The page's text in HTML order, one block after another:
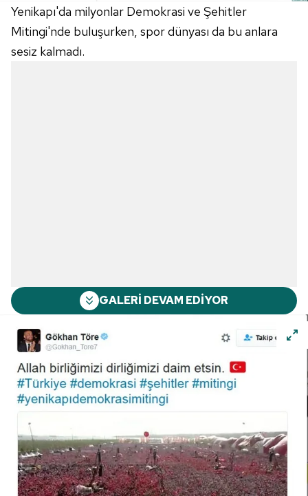
Yenikapı'da milyonlar Demokrasi ve Şehitler
Mitingi'nde buluşurken, spor dünyası da bu anlara
sesiz kalmadı.
GALERİ DEVAM EDİYOR